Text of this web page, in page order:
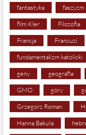
fantastyka faszyzm
film Kler Filozofia
Francja Francuzi
fundamentalizm katolicki
geny geografia
GMO góry
Grzegorz Roman
Hanna Bakuła